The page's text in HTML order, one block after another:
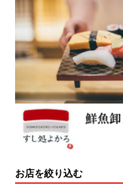
お店を絞り込む